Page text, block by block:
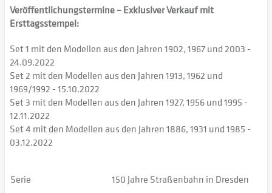
Veröffentlichungstermine – Exklusiver Verkauf mit
Ersttagsstempel:
Set 1 mit den Modellen aus den Jahren 1902, 1967 und 2003 -
24.09.2022
Set 2 mit den Modellen aus den Jahren 1913, 1962 und
1969/1992 - 15.10.2022
Set 3 mit den Modellen aus den Jahren 1927, 1956 und 1995 -
12.11.2022
Set 4 mit den Modellen aus den Jahren 1886, 1931 und 1985 -
03.12.2022
Serie 150 Jahre Straßenbahn in Dresden